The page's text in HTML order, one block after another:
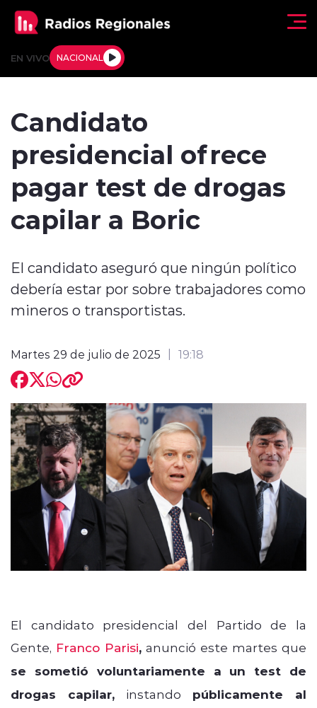
EN VIVO NACIONAL
Deportes
Regiones al Aire
Entrevistas
modo claro
Candidato
presidencial ofrece
pagar test de drogas
capilar a Boric
El candidato aseguró que ningún político
debería estar por sobre trabajadores como
mineros o transportistas.
Martes 29 de julio de 2025 19:18
El candidato presidencial del Partido de la
Gente, Franco Parisi, anunció este martes que
se sometió voluntariamente a un test de
drogas capilar, instando públicamente al